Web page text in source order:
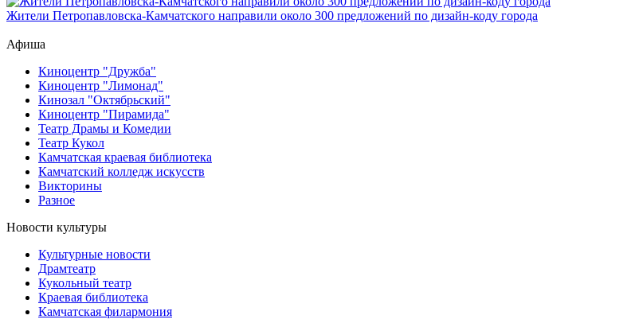
Жители Петропавловска-Камчатского направили около 300 предложений по дизайн-коду города
Афиша
Киноцентр "Дружба"
Киноцентр "Лимонад"
Кинозал "Октябрьский"
Киноцентр "Пирамида"
Театр Драмы и Комедии
Театр Кукол
Камчатская краевая библиотека
Камчатский колледж искусств
Викторины
Разное
Новости культуры
Культурные новости
Драмтеатр
Кукольный театр
Краевая библиотека
Камчатская филармония